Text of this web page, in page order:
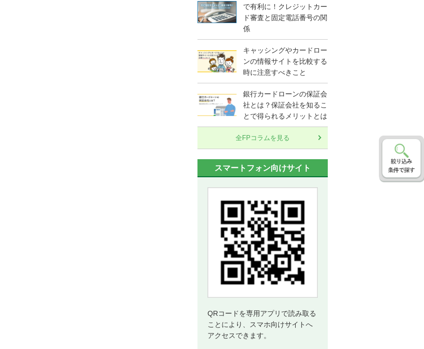
で有利に！クレジットカー
ド審査と固定電話番号の関
係
キャッシングやカードロー
ンの情報サイトを比較する
時に注意すべきこと
銀行カードローンの保証会
社とは？保証会社を知るこ
とで得られるメリットとは
全FPコラムを見る
スマートフォン向けサイト
QRコードを専用アプリで読み取る
ことにより、スマホ向けサイトへ
アクセスできます。